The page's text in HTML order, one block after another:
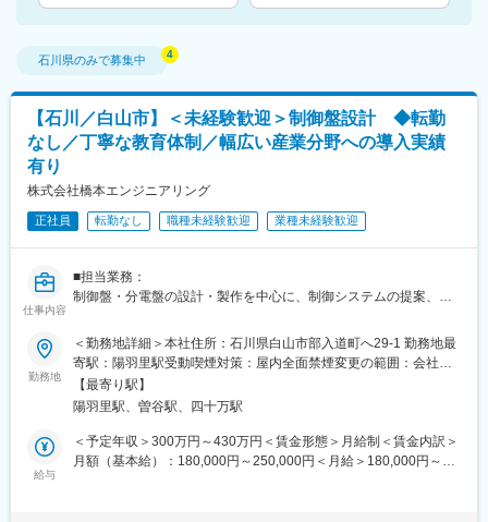
石川県のみで募集中
【石川／白山市】＜未経験歓迎＞制御盤設計 ◆転勤
なし／丁寧な教育体制／幅広い産業分野への導入実績
有り
株式会社橋本エンジニアリング
正社員 転勤なし 職種未経験歓迎 業種未経験歓迎
仕事内容
■担当業務：
制御盤・分電盤の設計・製作を中心に、制御システムの提案、設
提案まで一貫して手掛ける当社にて、CAD（Auto-CADと互換性
の高いBricsCAD）を使用した制御盤の設計業務をお任せいたしま
す。
《具体的には》
・工場自動化システムの制御盤設計
・公共設備に関する制御盤設計
・現地試運転調整
勤務地
＜勤務地詳細＞本社住所：石川県白山市部入道町へ29-1 勤務地最
寄駅：陽羽里駅受動喫煙対策：屋内全面禁煙変更の範囲：会社の
定める事業所
【最寄り駅】
陽羽里駅、曽谷駅、四十万駅
給与
＜予定年収＞300万円～430万円＜賃金形態＞月給制＜賃金内訳＞
月額（基本給）：180,000円～250,000円＜月給＞180,000円～